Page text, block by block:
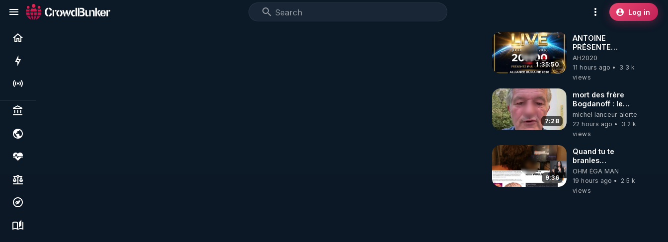
Log in
Live
Politics & institutions
Society, justice & freedoms
Economy, environment & technology
Science, history & spirituality
1:35:50
ANTOINE
PRÉSENTE
AH2020 LE LIVE
20H ***DU
06/08/2026***
AH2020
11 hours ago
3.3 k
views
7:28
mort des frère
Bogdanoff : le
mensonge d état
michel lanceur alerte
22 hours ago
3.2 k
views
9:36
Quand tu te
branles
bonhomme tu
émets des ondes
ils ont juste omis
OHM ÉGA MAN
19 hours ago
2.5 k
views